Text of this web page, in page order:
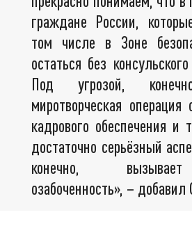
граждане России,
том числе в Зоне
остаться без
Под угрозой,
миротворческая
кадрового обеспечения
достаточно серьёзный
конечно,
озабоченность», – добавил